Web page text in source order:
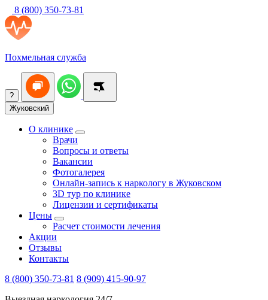
8 (800) 350-73-81
Похмельная служба
?
Жуковский
О клинике
Врачи
Вопросы и ответы
Вакансии
Фотогалерея
Онлайн-запись к наркологу в Жуковском
3D тур по клинике
Лицензии и сертификаты
Цены
Расчет стоимости лечения
Акции
Отзывы
Контакты
8 (800) 350-73-81 8 (909) 415-90-97